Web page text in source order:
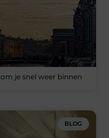
je snel weer binnen
BLOG